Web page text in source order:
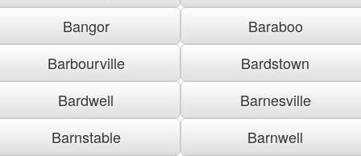
Bangor
Baraboo
Barbourville
Bardstown
Bardwell
Barnesville
Barnstable
Barnwell